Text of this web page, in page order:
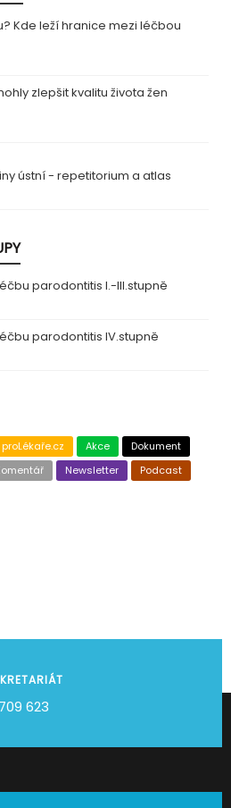
Kde leží hranice mezi léčbou
zlepšit kvalitu života žen
ústní- repetitorium a atlas
parodontitis I.-III.stupně
parodontitis IV.stupně
proLékaře.cz Akce
Dokument
Newsletter
Podcast
623